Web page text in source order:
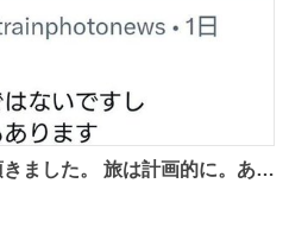
計画的に。あな
い。 お金を出したら際限なく
と思うな。それはカスハラ。